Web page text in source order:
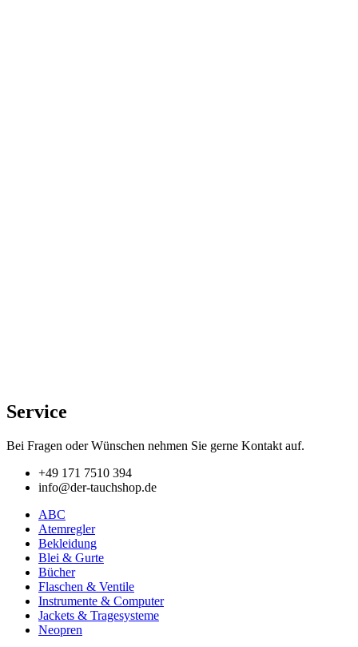
Service
Bei Fragen oder Wünschen nehmen Sie gerne Kontakt auf.
+49 171 7510 394
info@der-tauchshop.de
ABC
Atemregler
Bekleidung
Blei & Gurte
Bücher
Flaschen & Ventile
Instrumente & Computer
Jackets & Tragesysteme
Neopren